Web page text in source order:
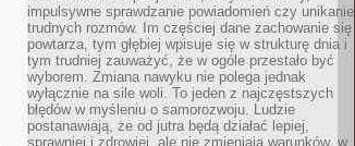
impulsywne sprawdzanie powiadomień czy unikanie
trudnych rozmów. Im częściej dane zachowanie się
powtarza, tym głębiej wpisuje się w strukturę dnia i
tym trudniej zauważyć, że w ogóle przestało być
wyborem. Zmiana nawyku nie polega jednak
wyłącznie na sile woli. To jeden z najczęstszych
błędów w myśleniu o samorozwoju. Ludzie
postanawiają, że od jutra będą działać lepiej,
sprawniej i zdrowiej, ale nie zmieniają warunków, w